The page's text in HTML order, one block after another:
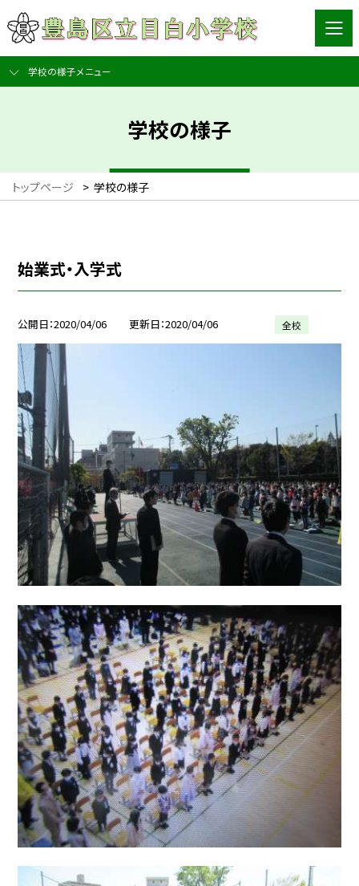
学校の様子メニュー
学校の様子
トップページ > 学校の様子
始業式・入学式
公開日 2020/04/06 更新日 2020/04/06 全校